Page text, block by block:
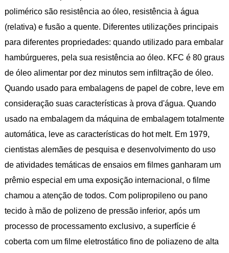
polimérico são resistência ao óleo, resistência à água
(relativa) e fusão a quente. Diferentes utilizações principais
para diferentes propriedades: quando utilizado para embalar
hambúrgueres, pela sua resistência ao óleo. KFC é 80 graus
de óleo alimentar por dez minutos sem infiltração de óleo.
Quando usado para embalagens de papel de cobre, leve em
consideração suas características à prova d'água. Quando
usado na embalagem da máquina de embalagem totalmente
automática, leve as características do hot melt. Em 1979,
cientistas alemães de pesquisa e desenvolvimento do uso
de atividades temáticas de ensaios em filmes ganharam um
prêmio especial em uma exposição internacional, o filme
chamou a atenção de todos. Com polipropileno ou pano
tecido à mão de polizeno de pressão inferior, após um
processo de processamento exclusivo, a superfície é
coberta com um filme eletrostático fino de poliazeno de alta